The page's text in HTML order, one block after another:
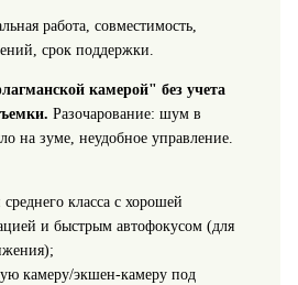
работа, совместимость,
срок поддержки.
камерой" без учета
Разочарование: шум в
на зуме, неудобное управление.
класса с хорошей
и быстрым автофокусом (для
камеру/экшен‑камеру под